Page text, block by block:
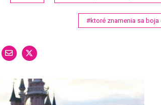
#ktoré znamenia sa boja